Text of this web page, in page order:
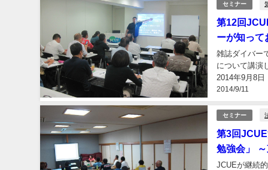
セミナー
第12回
ーが知っ
2014/9/11
雑誌ダイバー
について講演
2014年9月8日
（台風8号を
セミナー
第3回
勉強会」
JCUEが継続